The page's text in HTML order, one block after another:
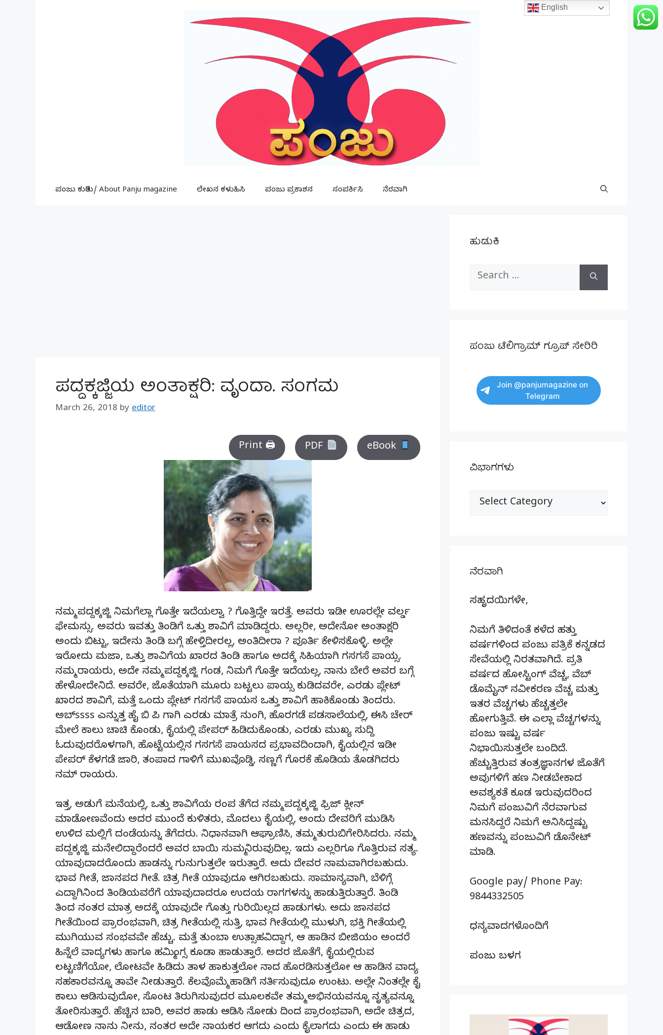
ಪಂಜು ಕುರಿತು/ About Panju magazine ಲೇಖನ ಕಳುಹಿಸಿ ಪಂಜು ಪ್ರಕಾಶನ ಸಂಪರ್ಕಿಸಿ ನೆರವಾಗಿ
ಪದ್ದಕ್ಕಜ್ಜಿಯ ಅಂತಾಕ್ಷರಿ: ವೃಂದಾ. ಸಂಗಮ
March 26, 2018 by editor
Print 🖨 PDF eBook
ನಮ್ಮ ಪದ್ದಕ್ಕಜ್ಜಿ ನಿಮಗೆಲ್ಲಾ ಗೊತ್ತೇ ಇದೆಯಲ್ವಾ ? ಗೊತ್ತಿದ್ದೇ ಇರತ್ತೆ. ಅವರು ಇಡೀ ಊರಲ್ಲೇ ವರ್ಲ್ಡ
ಫೇಮಸ್ಸು. ಅವರು ಇವತ್ತು ತಿಂಡಿಗೆ ಒತ್ತು ಶಾವಿಗೆ ಮಾಡಿದ್ದರು. ಅಲ್ಲರೀ, ಅದೇನೋ ಅಂತಾಕ್ಷರಿ
ಅಂದು ಬಿಟ್ಟು, ಇದೇನು ತಿಂಡಿ ಬಗ್ಗೆ ಹೇಳ್ತಿದೀರಲ್ಲ, ಅಂತಿದೀರಾ ? ಪೂರ್ತಿ ಕೇಳಿಸಕೊಳ್ಳಿ. ಅಲ್ಲೇ
ಇರೋದು ಮಜಾ, ಒತ್ತು ಶಾವಿಗೆಯ ಖಾರದ ತಿಂಡಿ ಹಾಗೂ ಅದಕ್ಕೆ ಸಿಹಿಯಾಗಿ ಗಸಗಸೆ ಪಾಯ್ಸ.
ನಮ್ಮ ರಾಯರು, ಅದೇ ನಮ್ಮ ಪದ್ದಕ್ಕಜ್ಜಿ ಗಂಡ, ನಿಮಗೆ ಗೊತ್ತೇ ಇದೆಯಲ್ಲ, ನಾನು ಬೇರೆ ಅವರ ಬಗ್ಗೆ
ಹೇಳೋದೇನಿದೆ. ಅವರೇ, ಜೊತೆಯಾಗಿ ಮೂರು ಬಟ್ಟಲು ಪಾಯ್ಸ ಕುಡಿದವರೇ, ಎರಡು ಪ್ಲೇಟ್
ಖಾರದ ಶಾವಿಗೆ, ಮತ್ತೆ ಒಂದು ಪ್ಲೇಟ್ ಗಸಗಸೆ ಪಾಯಸ ಒತ್ತು ಶಾವಿಗೆ ಹಾಕಿಕೊಂಡು ತಿಂದರು.
ಅಬ್ssss ಎನ್ನುತ್ತ ಹೈ ಬಿ ಪಿ ಗಾಗಿ ಎರಡು ಮಾತ್ರೆ ನುಂಗಿ, ಹೊರಗಡೆ ಪಡಸಾಲೆಯಲ್ಲಿ, ಈಸಿ ಚೇರ್
ಮೇಲೆ ಕಾಲು ಚಾಚಿ ಕೊಂಡು, ಕೈಯಲ್ಲಿ ಪೇಪರ್ ಹಿಡಿದುಕೊಂಡು, ಎರಡು ಮುಖ್ಯ ಸುದ್ದಿ
ಓದುವುದರೊಳಗಾಗಿ, ಹೊಟ್ಟೆಯಲ್ಲಿನ ಗಸಗಸೆ ಪಾಯಸದ ಪ್ರಭಾವದಿಂದಾಗಿ, ಕೈಯಲ್ಲಿನ ಇಡೀ
ಪೇಪರ್ ಕೆಳಗಡೆ ಜಾರಿ, ತಂಪಾದ ಗಾಳಿಗೆ ಮುಖವೊಡ್ಡಿ, ಸಣ್ಣಗೆ ಗೊರಕೆ ಹೊಡಿಯ ತೊಡಗಿದರು
ನಮ್ ರಾಯರು.
ಇತ್ತ, ಅಡುಗೆ ಮನೆಯಲ್ಲಿ, ಒತ್ತು ಶಾವಿಗೆಯ ರಂಪ ತೆಗೆದ ನಮ್ಮ ಪದ್ದಕ್ಕಜ್ಜಿ ಫ್ರಿಜ್ ಕ್ಲೀನ್
ಮಾಡೋಣವೆಂದು ಅದರ ಮುಂದೆ ಕುಳಿತರು, ಮೊದಲು ಕೈಯಲ್ಲಿ, ಅಂದು ದೇವರಿಗೆ ಮುಡಿಸಿ
ಉಳಿದ ಮಲ್ಲಿಗೆ ದಂಡೆಯನ್ನು ತೆಗೆದರು. ನಿಧಾನವಾಗಿ ಆಘ್ರಾಣಿಸಿ, ತಮ್ಮ ತುರುಬಿಗೇರಿಸಿದರು. ನಮ್ಮ
ಪದ್ದಕ್ಕಜ್ಜಿ ಮನೇಲಿದ್ದಾರೆಂದರೆ ಅವರ ಬಾಯಿ ಸುಮ್ಮನಿರುವುದಿಲ್ಲ. ಇದು ಎಲ್ಲರಿಗೂ ಗೊತ್ತಿರುವ ಸತ್ಯ.
ಯಾವುದಾದರೊಂದು ಹಾಡನ್ನು ಗುನುಗುತ್ತಲೇ ಇರುತ್ತಾರೆ. ಅದು ದೇವರ ನಾಮವಾಗಿರಬಹುದು.
ಭಾವ ಗೀತೆ, ಜಾನಪದ ಗೀತೆ. ಚಿತ್ರ ಗೀತೆ ಯಾವುದೂ ಆಗಿರಬಹುದು. ಸಾಮಾನ್ಯವಾಗಿ, ಬೆಳಿಗ್ಗೆ
ಎದ್ದಾಗಿನಿಂದ ತಿಂಡಿಯವರೆಗೆ ಯಾವುದಾದರೂ ಉದಯ ರಾಗಗಳನ್ನು ಹಾಡುತ್ತಿರುತ್ತಾರೆ. ತಿಂಡಿ
ತಿಂದ ನಂತರ ಮಾತ್ರ ಅದಕ್ಕೆ ಯಾವುದೇ ಗೊತ್ತು ಗುರಿಯಿಲ್ಲದ ಹಾಡುಗಳು. ಅದು ಜಾನಪದ
ಗೀತೆಯಿಂದ ಪ್ರಾರಂಭವಾಗಿ, ಚಿತ್ರ ಗೀತೆಯಲ್ಲಿ ಸುತ್ತಿ, ಭಾವ ಗೀತೆಯಲ್ಲಿ ಮುಳುಗಿ, ಭಕ್ತಿ ಗೀತೆಯಲ್ಲಿ
ಮುಗಿಯುವ ಸಂಭವವೇ ಹೆಚ್ಚು. ಮತ್ತೆ ತುಂಬಾ ಉತ್ಸಾಹವಿದ್ದಾಗ, ಆ ಹಾಡಿನ ಬೀಜಿಯಂ ಅಂದರೆ
ಹಿನ್ನೆಲೆ ವಾದ್ಯಗಳು ಹಾಗೂ ಹಮ್ಮಿಂಗ್ಸ ಕೂಡಾ ಹಾಡುತ್ತಾರೆ. ಅದರ ಜೊತೆಗೆ, ಕೈಯಲ್ಲಿರುವ
ಲಟ್ಟಣಿಗೆಯೋ, ಲೋಟವೇ ಹಿಡಿದು ತಾಳ ಹಾಕುತ್ತಲೋ ನಾದ ಹೊರಡಿಸುತ್ತಲೋ ಆ ಹಾಡಿನ ವಾದ್ಯ
ಸಹಕಾರವನ್ನೂ ತಾವೇ ನೀಡುತ್ತಾರೆ. ಕೆಲವೊಮ್ಮೆ ಹಾಡಿಗೆ ನರ್ತಿಸುವುದೂ ಉಂಟು. ಅಲ್ಲೇ ನಿಂತಲ್ಲೇ ಕೈ
ಕಾಲು ಆಡಿಸುವುದೋ, ಸೊಂಟ ತಿರುಗಿಸುವುದರ ಮೂಲಕವೇ ತಮ್ಮ ಅಭಿನಯವನ್ನೂ ನೃತ್ಯವನ್ನೂ
ತೋರಿಸುತ್ತಾರೆ. ಹೆಚ್ಚಿನ ಬಾರಿ, ಅವರ ಹಾಡು ಆಡಿಸಿ ನೋಡು ದಿಂದ ಪ್ರಾರಂಭವಾಗಿ, ಅದೇ ಚಿತ್ರದ,
ಆಡೋಣ ನಾನು ನೀನು, ನಂತರ ಅದೇ ನಾಯಕರ ಆಗದು ಎಂದು ಕೈಲಾಗದು ಎಂದು ಈ ಹಾಡು
ಹುಡುಕಿ
Search
ಪಂಜು ಟೆಲಿಗ್ರಾಮ್ ಗ್ರೂಪ್ ಸೇರಿರಿ
Join @panjumagazine on
Telegram
ವಿಭಾಗಗಳು
ವಿಭಾಗಗಳು
ನೆರವಾಗಿ
ಸಹೃದಯಿಗಳೇ,
ನಿಮಗೆ ತಿಳಿದಂತೆ ಕಳೆದ ಹತ್ತು
ವರ್ಷಗಳಿಂದ ಪಂಜು ಪತ್ರಿಕೆ ಕನ್ನಡದ
ಸೇವೆಯಲ್ಲಿ ನಿರತವಾಗಿದೆ. ಪ್ರತಿ
ವರ್ಷದ ಹೋಸ್ಟಿಂಗ್‌ ವೆಚ್ಚ, ವೆಬ್‌
ಡೊಮೈನ್‌ ನವೀಕರಣ ವೆಚ್ಚ ಮತ್ತು
ಇತರ ವೆಚ್ಚಗಳು ಹೆಚ್ಚತ್ತಲೇ
ಹೋಗುತ್ತಿವೆ. ಈ ಎಲ್ಲಾ ವೆಚ್ಚಗಳನ್ನು
ಪಂಜು ಇಷ್ಟು ವರ್ಷ
ನಿಭಾಯಿಸುತ್ತಲೇ ಬಂದಿದೆ.
ಹೆಚ್ಚುತ್ತಿರುವ ತಂತ್ರಜ್ಞಾನಗಳ ಜೊತೆಗೆ
ಅವುಗಳಿಗೆ ಹಣ ನೀಡಬೇಕಾದ
ಅವಶ್ಯಕತೆ ಕೂಡ ಇರುವುದರಿಂದ
ನಿಮಗೆ ಪಂಜುವಿಗೆ ನೆರವಾಗುವ
ಮನಸಿದ್ದರೆ ನಿಮಗೆ ಅನಿಸಿದ್ದಷ್ಟು
ಹಣವನ್ನು ಪಂಜುವಿಗೆ ಡೊನೇಟ್‌
ಮಾಡಿ.
Google pay/ Phone Pay:
9844332505
ಧನ್ಯವಾದಗಳೊಂದಿಗೆ
ಪಂಜು ಬಳಗ
English